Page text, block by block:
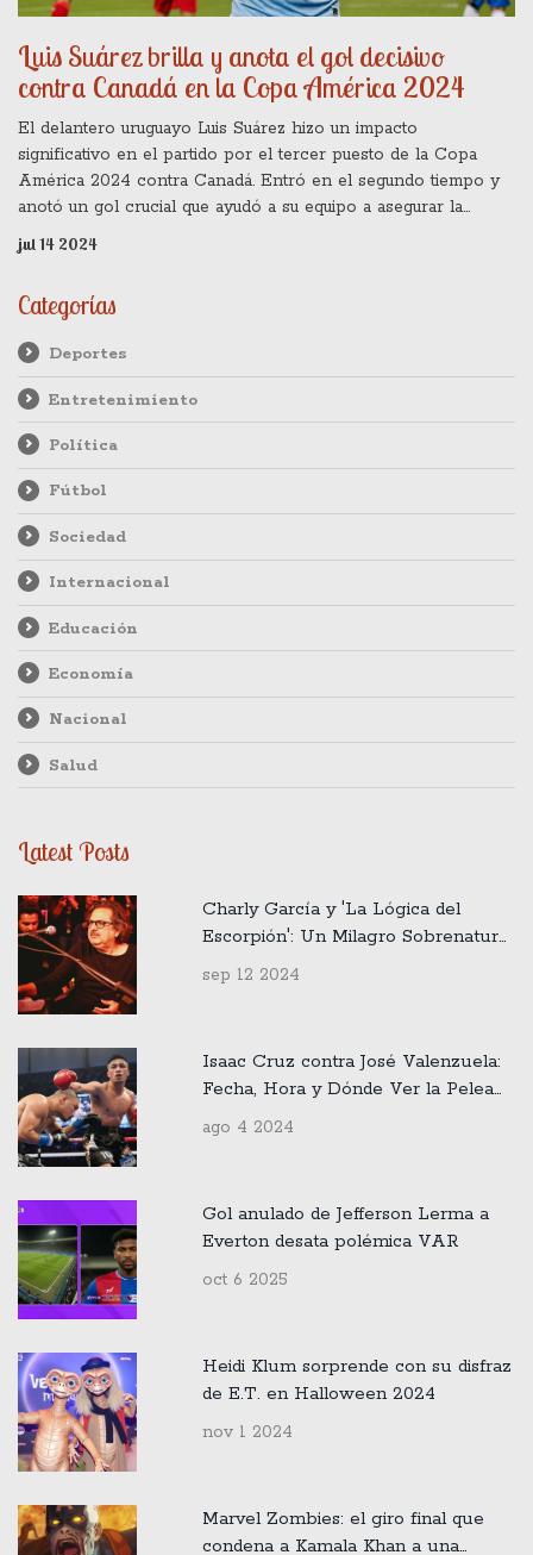
Luis Suárez brilla y anota el gol decisivo
contra Canadá en la Copa América 2024
El delantero uruguayo Luis Suárez hizo un impacto
significativo en el partido por el tercer puesto de la Copa
América 2024 contra Canadá. Entró en el segundo tiempo y
anotó un gol crucial que ayudó a su equipo a asegurar la
victoria. Este torneo se celebró en Estados Unidos y el
partido tuvo lugar el 13 de julio de 2024.
jul 14 2024
Categorías
Deportes
Entretenimiento
Política
Fútbol
Sociedad
Internacional
Educación
Economía
Nacional
Salud
Latest Posts
Charly García y 'La Lógica del
Escorpión': Un Milagro Sobrenatural
en la Música
sep 12 2024
Isaac Cruz contra José Valenzuela:
Fecha, Hora y Dónde Ver la Pelea
en Vivo
ago 4 2024
Gol anulado de Jefferson Lerma a
Everton desata polémica VAR
oct 6 2025
Heidi Klum sorprende con su disfraz
de E.T. en Halloween 2024
nov 1 2024
Marvel Zombies: el giro final que
condena a Kamala Khan a una